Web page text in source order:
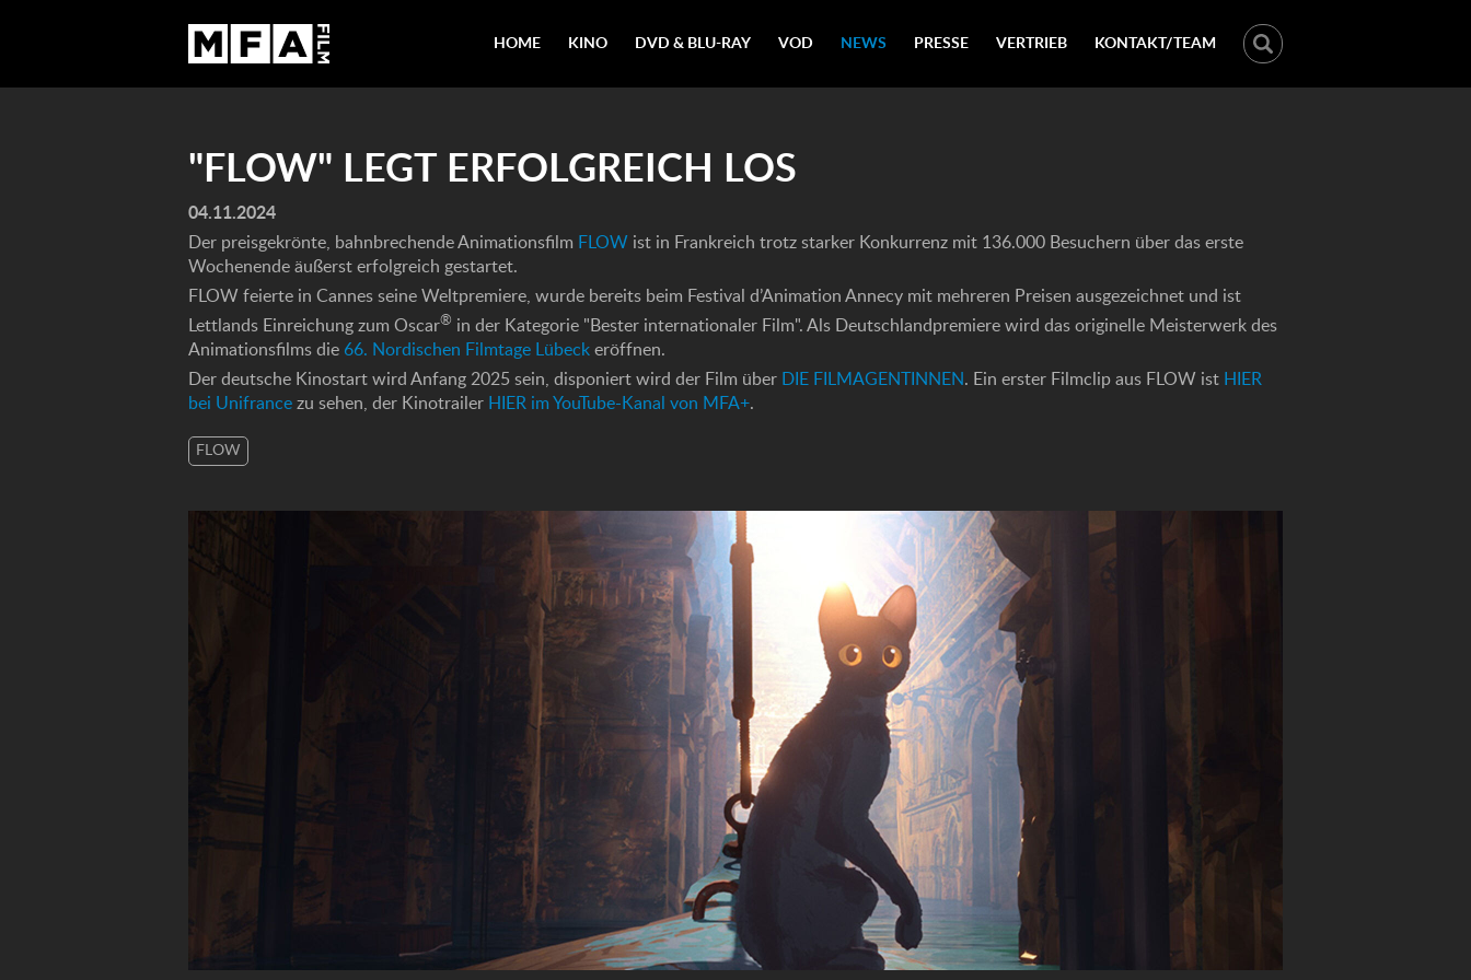
HOME KINO DVD & BLU-RAY VOD NEWS PRESSE VERTRIEB KONTAKT/TEAM
"FLOW" LEGT ERFOLGREICH LOS
04.11.2024
Der preisgekrönte, bahnbrechende Animationsfilm FLOW ist in Frankreich trotz starker Konkurrenz mit 136.000 Besuchern über das erste
Wochenende äußerst erfolgreich gestartet.
FLOW feierte in Cannes seine Weltpremiere, wurde bereits beim Festival d’Animation Annecy mit mehreren Preisen ausgezeichnet und ist
Lettlands Einreichung zum Oscar® in der Kategorie "Bester internationaler Film". Als Deutschlandpremiere wird das originelle Meisterwerk des
Animationsfilms die 66. Nordischen Filmtage Lübeckeröffnen.
Der deutsche Kinostart wird Anfang 2025 sein, disponiert wird der Film über DIE FILMAGENTINNEN. Ein erster Filmclip aus FLOW ist HIER
bei Unifrancezu sehen, der Kinotrailer HIER im YouTube-Kanal von MFA+.
FLOW